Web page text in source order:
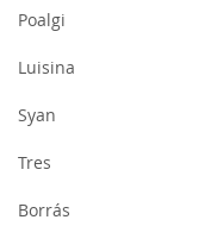
Poalgi
Luisina
Syan
Tres
Borrás